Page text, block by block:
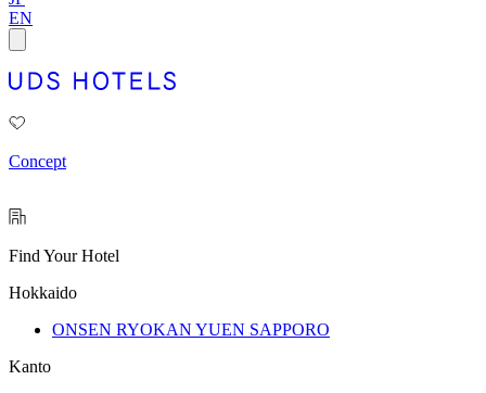
EN
Concept
Find Your Hotel
Hokkaido
ONSEN RYOKAN YUEN SAPPORO
Kanto